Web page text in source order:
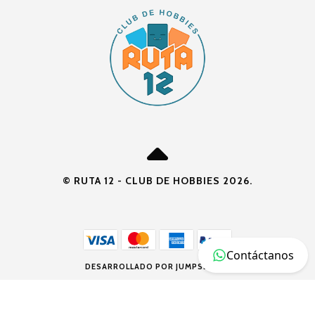
© RUTA 12 - CLUB DE HOBBIES 2026.
DESARROLLADO POR JUMPSELLER
Contáctanos